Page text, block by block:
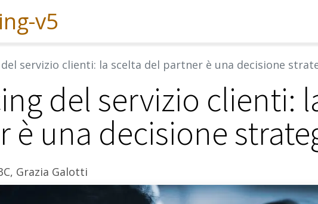
del servizio clienti: la scelta del partner è una decisione
del servizio clienti:
è una decisione
Grazia Galotti